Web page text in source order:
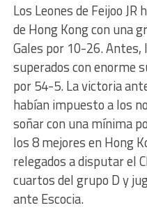
Los Leones de Feijoo
de Hong Kong con una
Gales por 10-26.
superados con enorme
por 54-5. La victoria
habían impuesto a los
soñar con una mínima
los 8 mejores en Hong
relegados a disputar el
cuartos del grupo D y
ante Escocia.